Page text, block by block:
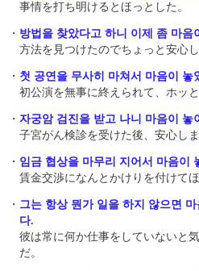
事情を打ち明けるとほっとした。
・ 방법을 찾았다고 하니 이제 좀 마음
方法を見つけたのでちょっと安心し
・ 첫 공연을 무사히 마쳐서 마음이 놓
初公演を無事に終えられて、ホッと
・ 자궁암 검진을 받고 나니 마음이 놓
子宮がん検診を受けた後、安心しま
・ 임금 협상을 마무리 지어서 마음이
賃金交渉になんとかけりを付けて
・ 그는 항상 뭔가 일을 하지 않으면
다.
彼は常に何か仕事をしていないと
だ。